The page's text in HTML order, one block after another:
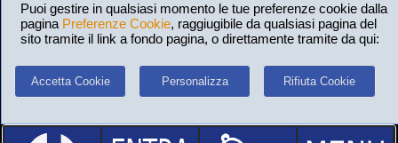
Puoi gestire in qualsiasi momento le tue preferenze cookie dalla
pagina Preferenze Cookie, raggiugibile da qualsiasi pagina del
sito tramite il link a fondo pagina, o direttamente tramite da qui:
Accetta Cookie Personalizza Rifiuta Cookie